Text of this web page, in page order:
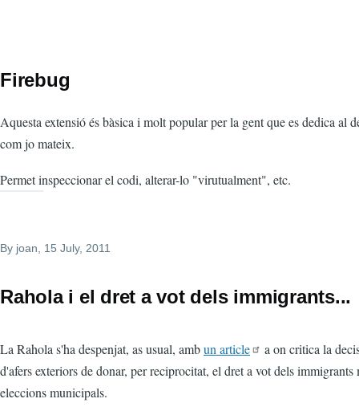
Firebug
Aquesta extensió és bàsica i molt popular per la gent que es dedica al
com jo mateix.
Permet inspeccionar el codi, alterar-lo "virutualment", etc.
By joan , 15 July, 2011
Rahola i el dret a vot dels immigrants...
La Rahola s'ha despenjat, as usual, ambun article
a on critica la
d'afers exteriors de donar, per reciprocitat, el dret a vot dels immigrants
eleccions municipals.